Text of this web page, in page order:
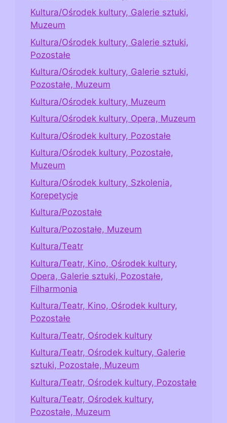
Kultura/Ośrodek kultury, Galerie sztuki,
Muzeum
Kultura/Ośrodek kultury, Galerie sztuki,
Pozostałe
Kultura/Ośrodek kultury, Galerie sztuki,
Pozostałe, Muzeum
Kultura/Ośrodek kultury, Muzeum
Kultura/Ośrodek kultury, Opera, Muzeum
Kultura/Ośrodek kultury, Pozostałe
Kultura/Ośrodek kultury, Pozostałe,
Muzeum
Kultura/Ośrodek kultury, Szkolenia,
Korepetycje
Kultura/Pozostałe
Kultura/Pozostałe, Muzeum
Kultura/Teatr
Kultura/Teatr, Kino, Ośrodek kultury,
Opera, Galerie sztuki, Pozostałe,
Filharmonia
Kultura/Teatr, Kino, Ośrodek kultury,
Pozostałe
Kultura/Teatr, Ośrodek kultury
Kultura/Teatr, Ośrodek kultury, Galerie
sztuki, Pozostałe, Muzeum
Kultura/Teatr, Ośrodek kultury, Pozostałe
Kultura/Teatr, Ośrodek kultury,
Pozostałe, Muzeum